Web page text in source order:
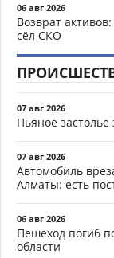
06 авг 2026
Возврат
сёл СКО
07 авг 2026
Пьяное
07 авг 2026
Автомобиль
Алматы: есть
06 авг 2026
Пешеход погиб
области